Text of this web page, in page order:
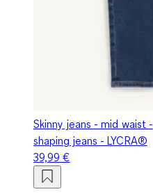
Skinny jeans - mid waist -
shaping jeans - LYCRA®
39,99 €